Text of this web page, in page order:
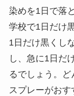
染めを1日で落
学校で1日だけ
1日だけ黒くし
し、急に1日だ
るでしょう。
スプレーがおす